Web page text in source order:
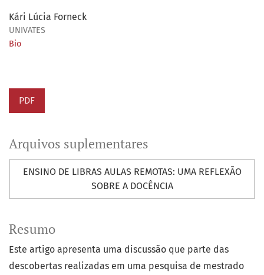
Kári Lúcia Forneck
UNIVATES
Bio
PDF
Arquivos suplementares
ENSINO DE LIBRAS AULAS REMOTAS: UMA REFLEXÃO
SOBRE A DOCÊNCIA
Resumo
Este artigo apresenta uma discussão que parte das
descobertas realizadas em uma pesquisa de mestrado